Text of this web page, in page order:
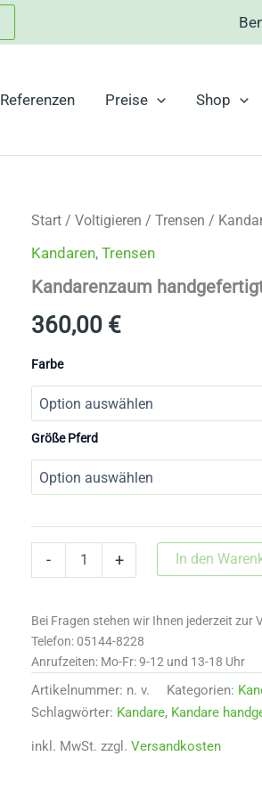
Referenzen Preise Shop
Start / Voltigieren / Trensen /
Kandaren, Trensen
Kandarenzaum
360,00 €
Farbe
Größe Pferd
-
handgefertigt
Menge
+ In den
Bei Fragen stehen wir Ihnen jederzeit zur
Telefon: 05144-8228
Anrufzeiten: Mo-Fr: 9-12 und 13-18 Uhr
Artikelnummer: n. v. Kategorien:
Schlagwörter: Kandare, Kandare
inkl. MwSt. zzgl. Versandkosten